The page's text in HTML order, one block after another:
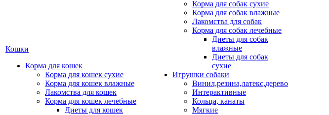
Кошки
Корма для кошек
Корма для кошек сухие
Корма для кошек влажные
Лакомства для кошек
Корма для кошек лечебные
Диеты для кошек
Корма для собак сухие
Корма для собак влажные
Лакомства для собак
Корма для собак лечебные
Диеты для собак
влажные
Диеты для собак
сухие
Игрушки собаки
Винил,резина,латекс,дерево
Интерактивные
Кольца, канаты
Мягкие